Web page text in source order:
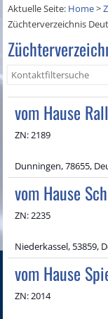
Aktuelle Seite: Home>
Züchterverzeichnis
vom Hause Rall
ZN: 2189
Dunningen, 78655,
vom Hause
ZN: 2235
Niederkassel, 53859,
vom Hause
ZN: 2014